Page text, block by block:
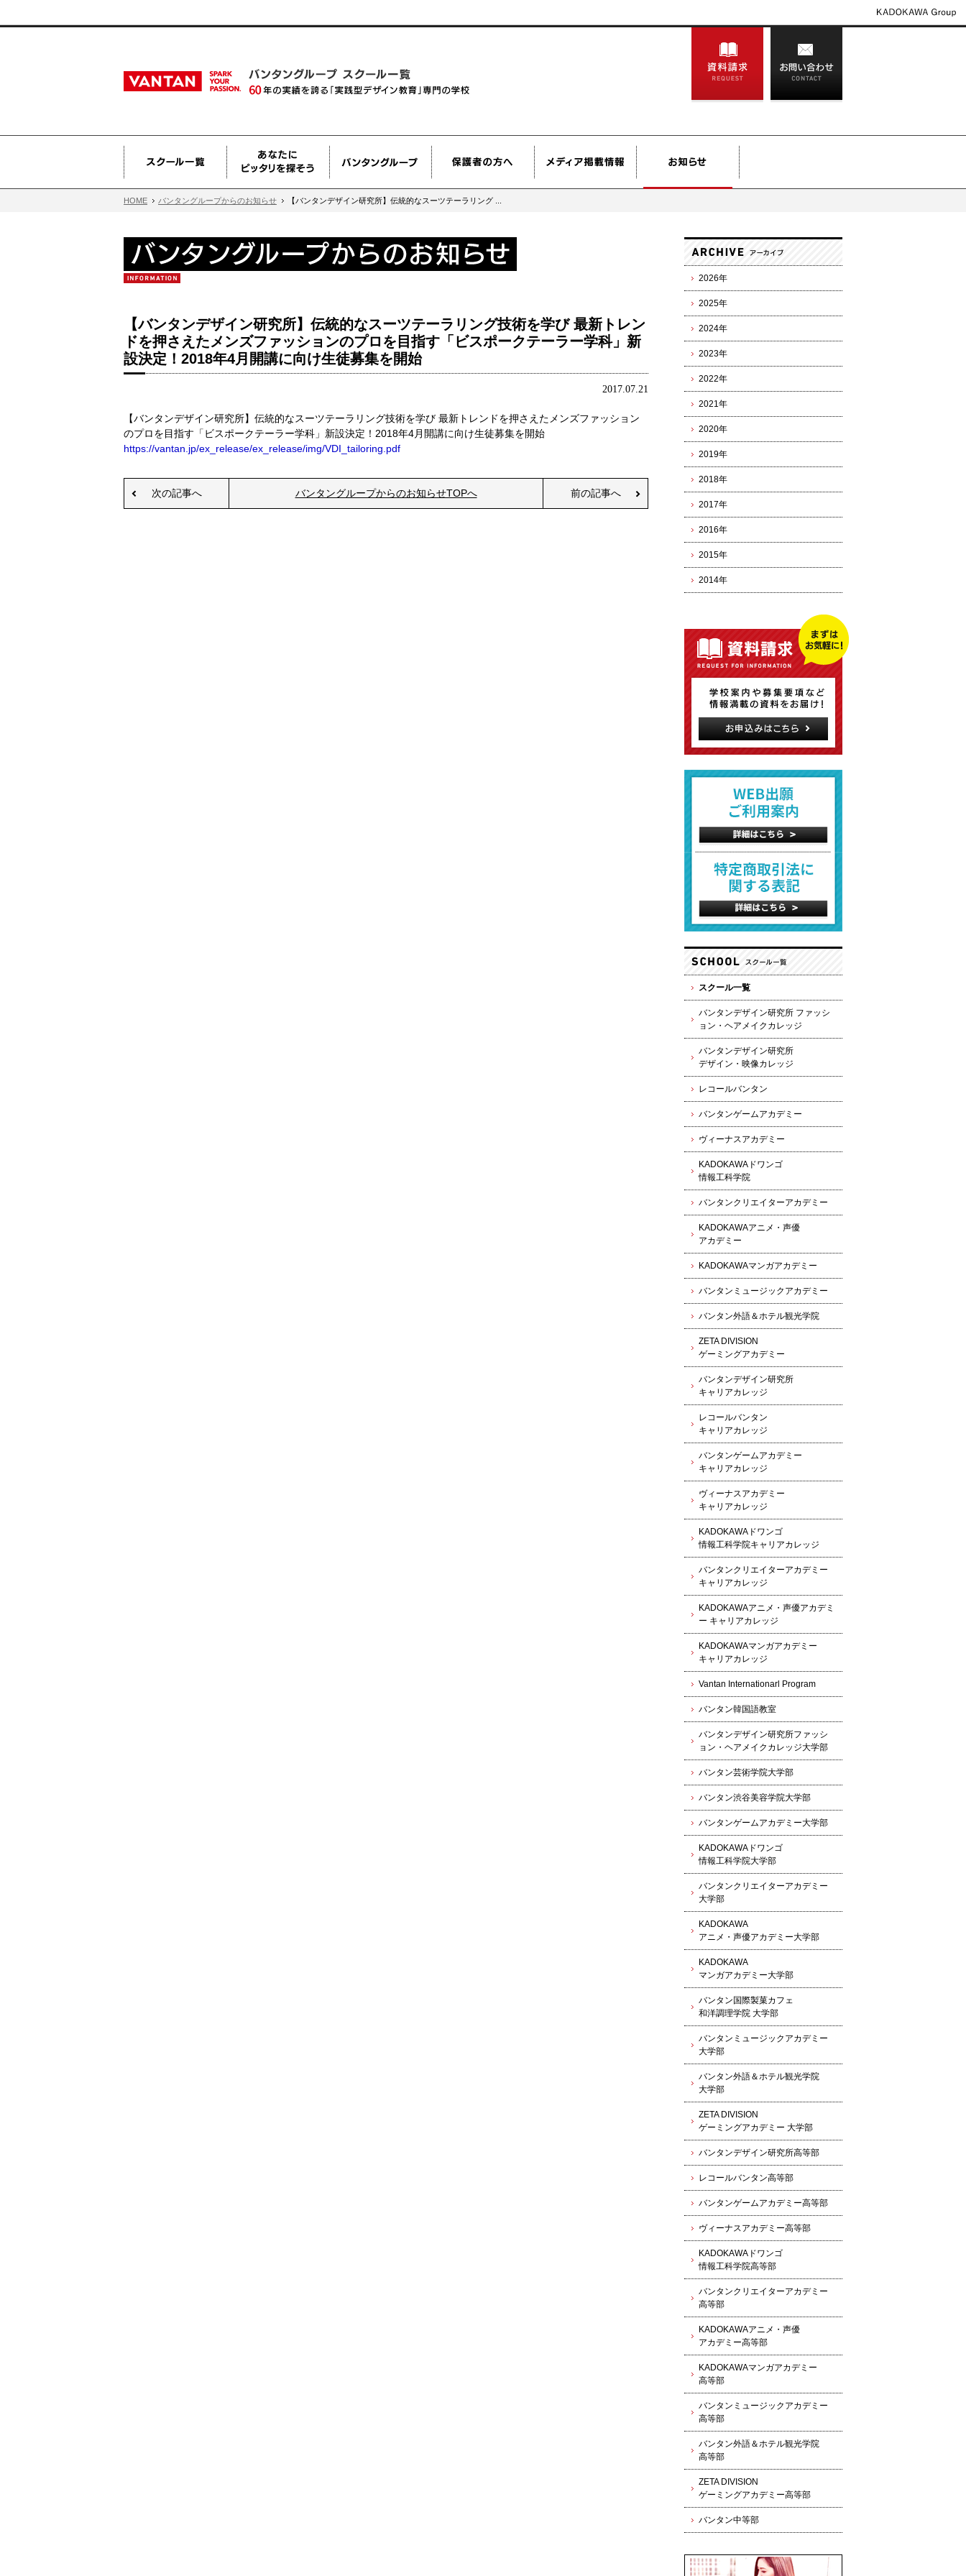
HOME バンタングループからのお知らせ 【バンタンデザイン研究所】伝統的なスーツテーラリング ...
【バンタンデザイン研究所】伝統的なスーツテーラリング技術を学び 最新トレン
ドを押さえたメンズファッションのプロを目指す「ビスポークテーラー学科」新
設決定！2018年4月開講に向け生徒募集を開始
2017.07.21
【バンタンデザイン研究所】伝統的なスーツテーラリング技術を学び 最新トレンドを押さえたメンズファッション
のプロを目指す「ビスポークテーラー学科」新設決定！2018年4月開講に向け生徒募集を開始
https://vantan.jp/ex_release/ex_release/img/VDI_tailoring.pdf
次の記事へ バンタングループからのお知らせTOPへ 前の記事へ
2026年
2025年
2024年
2023年
2022年
2021年
2020年
2019年
2018年
2017年
2016年
2015年
2014年
スクール一覧
バンタンデザイン研究所 ファッシ
ョン・ヘアメイクカレッジ
バンタンデザイン研究所
デザイン・映像カレッジ
レコールバンタン
バンタンゲームアカデミー
ヴィーナスアカデミー
KADOKAWAドワンゴ
情報工科学院
バンタンクリエイターアカデミー
KADOKAWAアニメ・声優
アカデミー
KADOKAWAマンガアカデミー
バンタンミュージックアカデミー
バンタン外語＆ホテル観光学院
ZETA DIVISION
ゲーミングアカデミー
バンタンデザイン研究所
キャリアカレッジ
レコールバンタン
キャリアカレッジ
バンタンゲームアカデミー
キャリアカレッジ
ヴィーナスアカデミー
キャリアカレッジ
KADOKAWAドワンゴ
情報工科学院キャリアカレッジ
バンタンクリエイターアカデミー
キャリアカレッジ
KADOKAWAアニメ・声優アカデミ
ー キャリアカレッジ
KADOKAWAマンガアカデミー
キャリアカレッジ
Vantan Internationarl Program
バンタン韓国語教室
バンタンデザイン研究所ファッシ
ョン・ヘアメイクカレッジ大学部
バンタン芸術学院大学部
バンタン渋谷美容学院大学部
バンタンゲームアカデミー大学部
KADOKAWAドワンゴ
情報工科学院大学部
バンタンクリエイターアカデミー
大学部
KADOKAWA
アニメ・声優アカデミー大学部
KADOKAWA
マンガアカデミー大学部
バンタン国際製菓カフェ
和洋調理学院 大学部
バンタンミュージックアカデミー
大学部
バンタン外語＆ホテル観光学院
大学部
ZETA DIVISION
ゲーミングアカデミー 大学部
バンタンデザイン研究所高等部
レコールバンタン高等部
バンタンゲームアカデミー高等部
ヴィーナスアカデミー高等部
KADOKAWAドワンゴ
情報工科学院高等部
バンタンクリエイターアカデミー
高等部
KADOKAWAアニメ・声優
アカデミー高等部
KADOKAWAマンガアカデミー
高等部
バンタンミュージックアカデミー
高等部
バンタン外語＆ホテル観光学院
高等部
ZETA DIVISION
ゲーミングアカデミー高等部
バンタン中等部